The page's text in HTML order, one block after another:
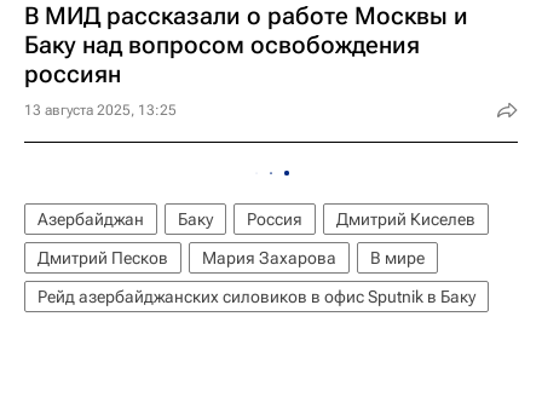
В МИД рассказали о работе Москвы и
Баку над вопросом освобождения
россиян
13 августа 2025, 13:25
Азербайджан Баку Россия
Дмитрий Киселев
Дмитрий Песков
Мария Захарова
В мире
Рейд азербайджанских силовиков в офис Sputnik в Баку